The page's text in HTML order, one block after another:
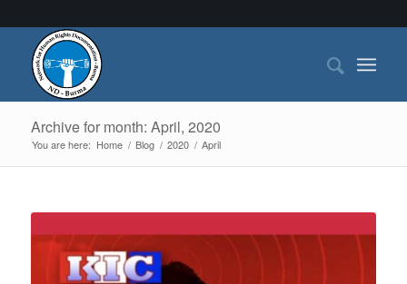
Archive for month: April, 2020
You are here: Home / Blog / 2020 / April